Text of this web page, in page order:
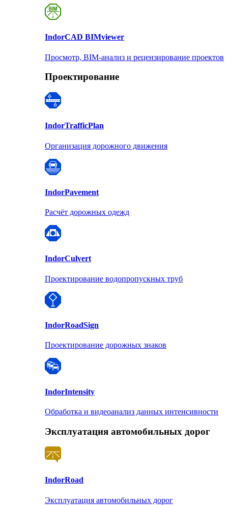
IndorCAD BIMviewer
Просмотр, BIM-анализ и рецензирование проектов
Проектирование
IndorTrafficPlan
Организация дорожного движения
IndorPavement
Расчёт дорожных одежд
IndorCulvert
Проектирование водопропускных труб
IndorRoadSign
Проектирование дорожных знаков
IndorIntensity
Обработка и видеоанализ данных интенсивности
Эксплуатация автомобильных дорог
IndorRoad
Эксплуатация автомобильных дорог